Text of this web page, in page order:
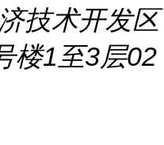
技术开发区
楼1至3层02